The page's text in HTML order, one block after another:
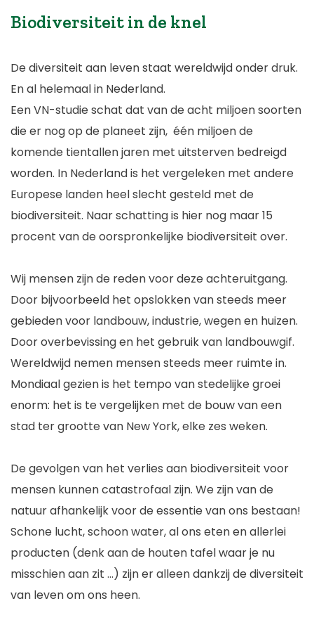
Biodiversiteit in de knel
De diversiteit aan leven staat wereldwijd onder druk.
En al helemaal in Nederland.
Een VN-studie schat dat van de acht miljoen soorten
die er nog op de planeet zijn, één miljoen de
komende tientallen jaren met uitsterven bedreigd
worden. In Nederland is het vergeleken met andere
Europese landen heel slecht gesteld met de
biodiversiteit. Naar schatting is hier nog maar 15
procent van de oorspronkelijke biodiversiteit over.
Wij mensen zijn de reden voor deze achteruitgang.
Door bijvoorbeeld het opslokken van steeds meer
gebieden voor landbouw, industrie, wegen en huizen.
Door overbevissing en het gebruik van landbouwgif.
Wereldwijd nemen mensen steeds meer ruimte in.
Mondiaal gezien is het tempo van stedelijke groei
enorm: het is te vergelijken met de bouw van een
stad ter grootte van New York, elke zes weken.
De gevolgen van het verlies aan biodiversiteit voor
mensen kunnen catastrofaal zijn. We zijn van de
natuur afhankelijk voor de essentie van ons bestaan!
Schone lucht, schoon water, al ons eten en allerlei
producten (denk aan de houten tafel waar je nu
misschien aan zit …) zijn er alleen dankzij de diversiteit
van leven om ons heen.